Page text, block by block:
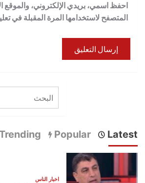
احفظ اسمي، بريدي الإلكتروني، والموقع
المتصفح لاستخدامها المرة المقبلة في
البحث
Latest
Popular
اخبار الناس